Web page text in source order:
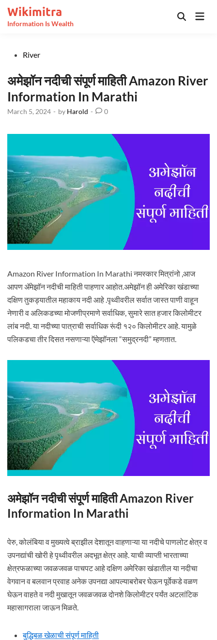
content
Wikimitra
Information Is Wealth
Open
PostedRiver
अमेझॉन नदीची संपूर्ण माहिती Amazon River
Information In Marathi
March 5, 2024 - by Harold - 0
Amazon River Information In Marathi नमस्कार मित्रांनो ,आज
आपण ॲमेझॉन नदीची माहिती पाहणार आहोत.अमेझॉन ही अमेरिका खंडाच्या
दक्षिण तुकड्यातील महाकाय नदी आहे .पृथ्वीवरील सर्वात जास्त पाणी वाहून
नेणारी व अलिकडच्या मोजणीप्रमाणे सर्वाधिक, सुमारे सात हजार किलोमीटर
लांब नदी. या नदीच्या पात्राची सर्वाधिक रूंदी १२० किलोमीटर आहे. यामुळे
पलिकडचा तीर दिसत नसणाऱ्या ऍमेझाॅनला “समुद्रनदी” म्हणतात.
अमेझॉन नदीची संपूर्ण माहिती Amazon River
Information In Marathi
पेरु, कोलंबिया व मुख्यत्वे ब्राझील देशातून वाहणाऱ्या या नदीचे पाणलोट क्षेत्र व
उपनद्यांची खोरी हे पृथ्वीवरील अदभूत क्षेत्र आहे. याची व्याप्ती भारताच्या
क्षेत्रफळाच्या जवळजवळ पाचपट आहे दक्षिण अमेरिका खंडातील या नदीचा
वेगवान व बलवान प्रवाह अनेक उपनद्या आपल्याबरोबर घेऊन पूर्वेकडे वळण
घेऊन वाहते व नदी मुखातून जवळजवळ दोनशे किलोमीटर पर्यंत अटलांटिक
महासागराला जाऊन मिळते.
बुद्धिबळ खेळाची संपूर्ण माहिती